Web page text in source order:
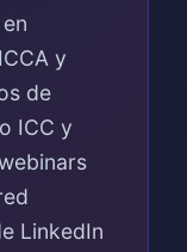
y
de
ICC y
LinkedIn